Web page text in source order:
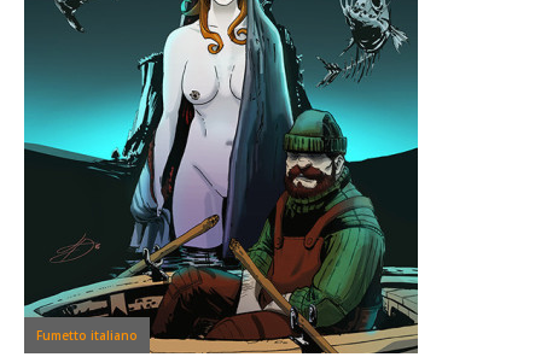
Fumetto italiano